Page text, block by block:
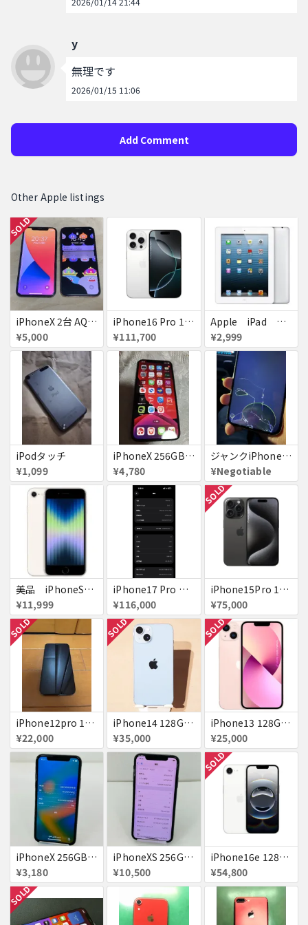
y
無理です
2026/01/15 11:06
Add Comment
Other Apple listings
SOLD
iPhoneX 2台 AQUOSsense5g ジャンク品
¥5,000
iPhone16 Pro 128GB ホワイトチタニウム docomo 送料無料
¥111,700
Apple iPad ミニ
¥2,999
iPodタッチ
¥1,099
iPhoneX 256GB ▲softbank ジャンク スペースグレイ A1902 送料無料
¥4,780
ジャンクiPhone13ProMax 128GB ドコモ
¥Negotiable
美品 iPhoneSE２ ｉＯＳ１８
¥11,999
iPhone17 Pro Max 256GB 画面割れ
¥116,000
SOLD
iPhone15Pro 128GB ブラックチタニウム au
¥75,000
SOLD
iPhone12pro 128GB ブルー 赤ロム
¥22,000
SOLD
iPhone14 128GB Blue au 送料無料
¥35,000
SOLD
iPhone13 128GB ピンク docomo 送料無料
¥25,000
iPhoneX 256GB 赤ロム au ジャンク スペースグレイ A1902 送料無料
¥3,180
iPhoneXS 256GB 赤ロム 超美品 SoftBank ジャンク スペースグレイ MTE02J/A 送料無料
¥10,500
SOLD
iPhone16e 128GB ホワイト 送料無料
¥54,800
SOLD